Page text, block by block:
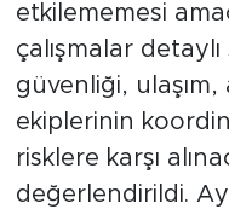
etkilememesi
çalışmalar detaylı
güvenliği,
ekiplerinin
risklere karşı
değerlendirildi.